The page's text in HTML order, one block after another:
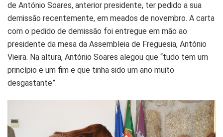
de António Soares, anterior presidente, ter pedido a sua
demissão recentemente, em meados de novembro. A carta
com o pedido de demissão foi entregue em mão ao
presidente da mesa da Assembleia de Freguesia, António
Vieira. Na altura, António Soares alegou que “tudo tem um
princípio e um fim e que tinha sido um ano muito
desgastante”.